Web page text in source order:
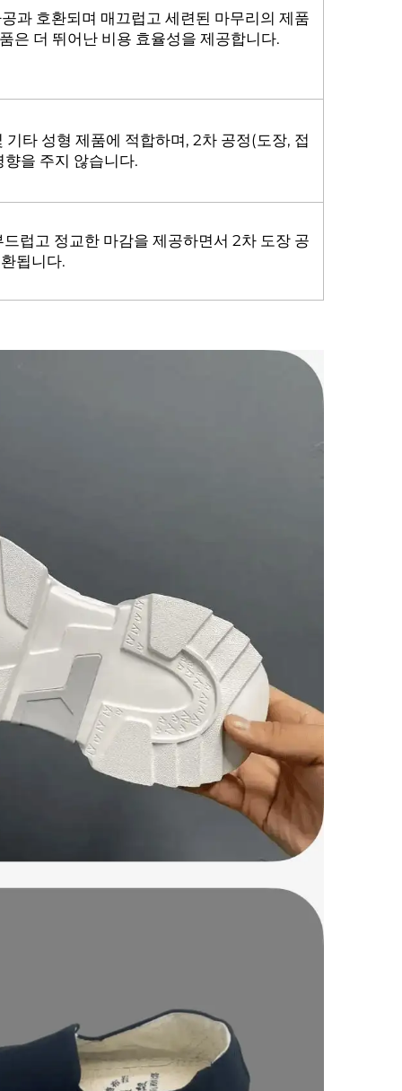
과 호환되며 매끄럽고 세련된 마무리의 제품
은 더 뛰어난 비용 효율성을 제공합니다.
타 성형 제품에 적합하며, 2차 공정(도장, 접
을 주지 않습니다.
럽고 정교한 마감을 제공하면서 2차 도장 공
됩니다.